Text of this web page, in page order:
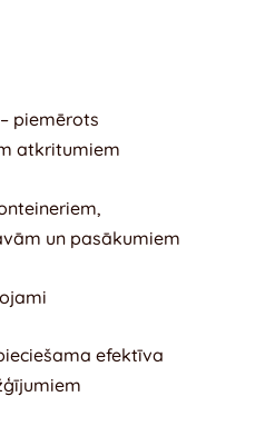
piemērots
atkritumiem
un pasākumiem
efektīva